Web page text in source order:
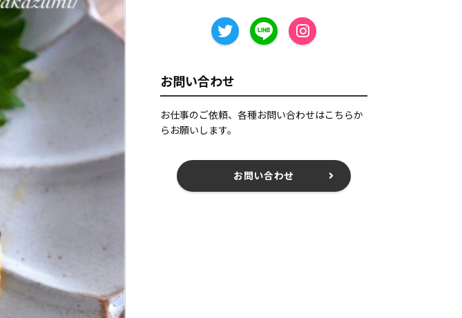
お問い合わせ
お仕事のご依頼、各種お問い合わせはこちらか
らお願いします。
お問い合わせ